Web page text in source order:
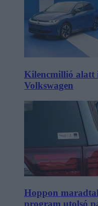
Kilencmillió alatt
Volkswagen
Hoppon